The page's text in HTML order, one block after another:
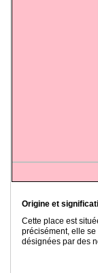
Origine et
Cette place est
précisément, elle
désignées par des